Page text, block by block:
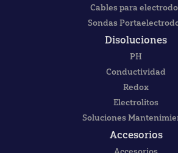
Cables para
Sondas
Disoluciones
PH
Conductividad
Redox
Electrolitos
Soluciones
Accesorios
Accesorios